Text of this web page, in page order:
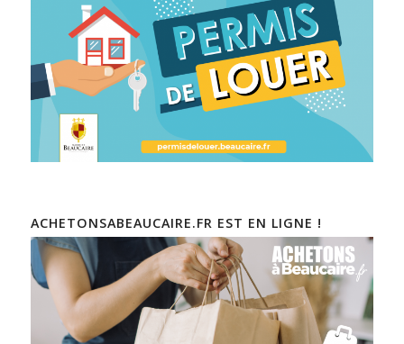
ACHETONSABEAUCAIRE.FR EST EN LIGNE !